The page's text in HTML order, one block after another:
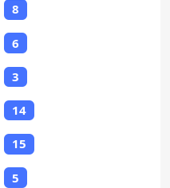
8
6
3
14
15
5